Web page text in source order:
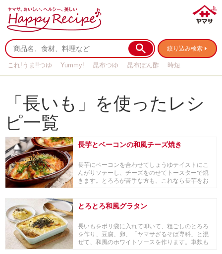
絞り込み検索
これ!うま!!つゆ Yummy! 昆布つゆ 昆布ぽん酢
時短
「長いも」を使ったレシ
ピ一覧
長芋とベーコンの和風チーズ焼き
長芋にベーコンを合わせてしょうゆテイストにこ
んがりソテーし、チーズをのせてトースターで焼
きます。とろろが苦手な方も、これなら長芋をお
とろとろ和風グラタン
長いもをポリ袋に入れて叩いて、粗ごしのとろろ
を作り、豆腐、卵、「ヤマサざるそば専科」と混
ぜて、和風のホワイトソースを作ります。車麩も